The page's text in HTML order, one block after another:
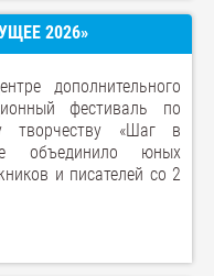
2026»
дополнительного
фестиваль по
творчеству «Шаг в
объединило юных
и писателей со 2